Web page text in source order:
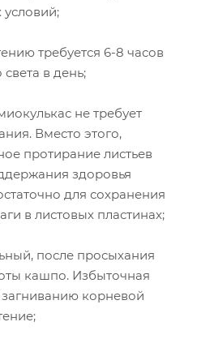
требуется 6-8 часов
в день;
не требует
Вместо этого,
протирание листьев
здоровья
для сохранения
в листовых пластинах;
после просыхания
кашпо. Избыточная
корневой